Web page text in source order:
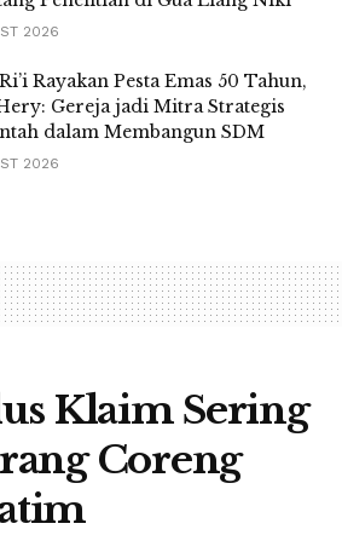
2026
Rayakan Pesta Emas 50 Tahun,
Gereja jadi Mitra Strategis
dalam Membangun SDM
2026
Klaim Sering
Coreng